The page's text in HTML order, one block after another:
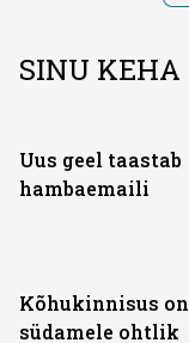
SINU KEHA
Uus geel taastab
hambaemaili
Kõhukinnisus on
südamele ohtlik